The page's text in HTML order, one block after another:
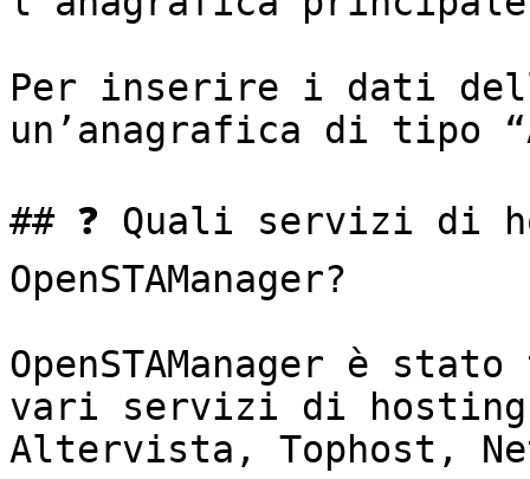
Per inserire i dati
un’anagrafica di tipo
## ❓ Quali servizi di
OpenSTAManager?
OpenSTAManager è
vari servizi di
Altervista, Tophost,